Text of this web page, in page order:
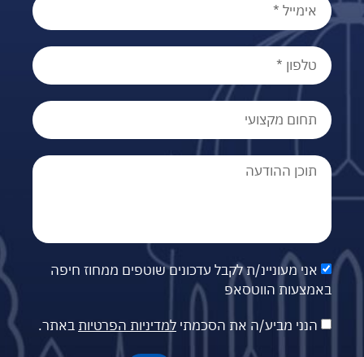
אני מעוניינ/ת לקבל עדכונים שוטפים ממחוז חיפה
באמצעות הווטסאפ
הנני מביע/ה את הסכמתי למדיניות הפרטיות באתר.